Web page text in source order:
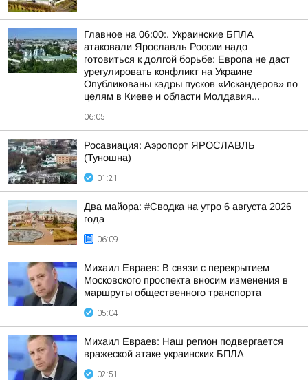
Главное на 06:00:. Украинские БПЛА
атаковали Ярославль России надо
готовиться к долгой борьбе: Европа не даст
урегулировать конфликт на Украине
Опубликованы кадры пусков «Искандеров» по
целям в Киеве и области Молдавия...
06:05
Росавиация: Аэропорт ЯРОСЛАВЛЬ
(Туношна)
01:21
Два майора: #Сводка на утро 6 августа 2026
года
06:09
Михаил Евраев: В связи с перекрытием
Московского проспекта вносим изменения в
маршруты общественного транспорта
05:04
Михаил Евраев: Наш регион подвергается
вражеской атаке украинских БПЛА
02:51